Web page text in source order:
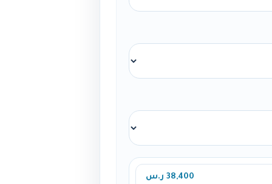
38,400 ر.س